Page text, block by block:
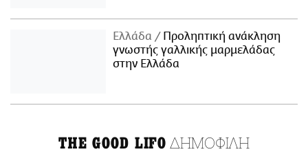
Ελλάδα
Προληπτική ανάκληση
γνωστής γαλλικής μαρμελάδας
στην Ελλάδα
THE GOOD LIFO ΔΗΜΟΦΙΛΗ